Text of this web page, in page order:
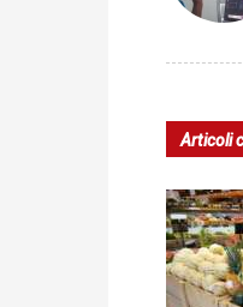
Articoli